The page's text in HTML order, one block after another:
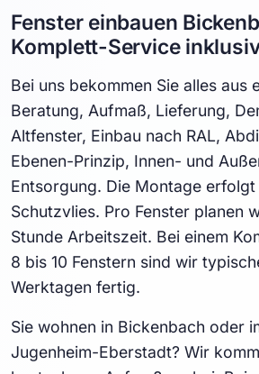
Fenster einbauen
Komplett-Service
Bei uns bekommen Sie alles aus
Beratung, Aufmaß, Lieferung,
Altfenster, Einbau nach RAL,
Ebenen-Prinzip, Innen- und
Entsorgung. Die Montage erfolgt
Schutzvlies. Pro Fenster planen
Stunde Arbeitszeit. Bei einem
8 bis 10 Fenstern sind wir
Werktagen fertig.
Sie wohnen in Bickenbach oder
Jugenheim-Eberstadt? Wir